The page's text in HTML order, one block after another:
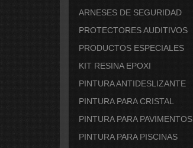
ARNESES DE SEGURIDAD
PROTECTORES AUDITIVOS
PRODUCTOS ESPECIALES
KIT RESINA EPOXI
PINTURA ANTIDESLIZANTE
PINTURA PARA CRISTAL
PINTURA PARA PAVIMENTOS
PINTURA PARA PISCINAS